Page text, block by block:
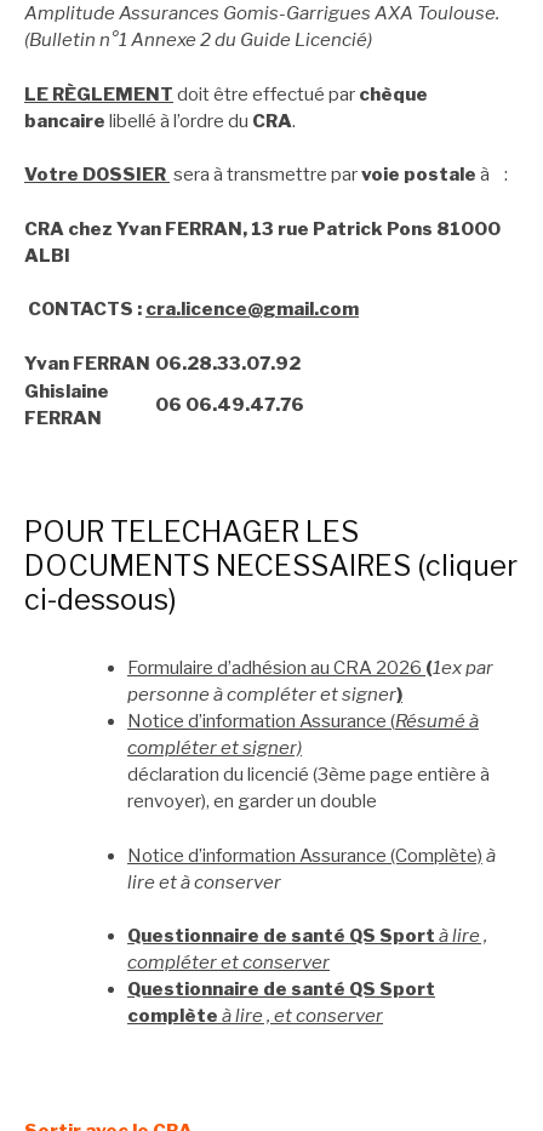
Amplitude Assurances Gomis-Garrigues AXA Toulouse.
(Bulletin n°1 Annexe 2 du Guide Licencié)
LE RÈGLEMENT doit être effectué par chèque
bancaire libellé à l’ordre du CRA.
Votre DOSSIER sera à transmettre parvoie postale à :
CRA chez Yvan FERRAN, 13 rue Patrick Pons 81000
ALBI
CONTACTS : cra.licence@gmail.com
Yvan FERRAN 06.28.33.07.92
Ghislaine
FERRAN
06 06.49.47.76
POUR TELECHAGER LES
DOCUMENTS NECESSAIRES (cliquer
ci-dessous)
Formulaire d’adhésion au CRA 2026 (1ex par
personne à compléter et signer)
Notice d’information Assurance (Résumé à
compléter et signer)
déclaration du licencié (3ème page entière à
renvoyer), en garder un double
Notice d’information Assurance (Complète) à
lire et à conserver
Questionnaire de santé QS Sport à lire ,
compléter et conserver
Questionnaire de santé QS Sport
complète à lire , et conserver